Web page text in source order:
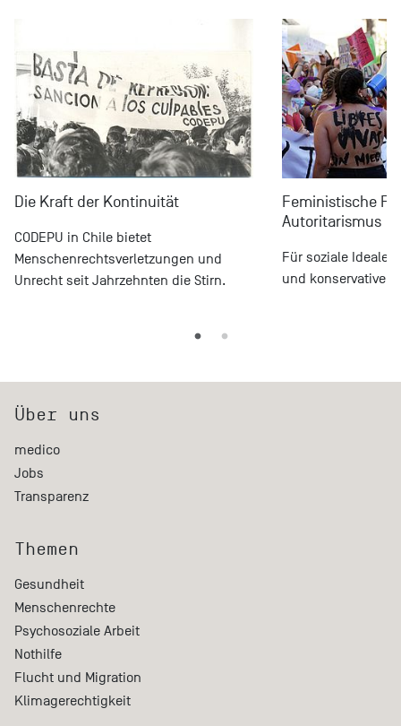
Die Kraft der Kontinuität
CODEPU in Chile bietet
Menschenrechtsverletzungen und
Unrecht seit Jahrzehnten die Stirn.
Feministische
Autoritarismus
Für soziale Ideale
und konservativer
Über uns
medico
Jobs
Transparenz
Themen
Gesundheit
Menschenrechte
Psychosoziale Arbeit
Nothilfe
Flucht und Migration
Klimagerechtigkeit